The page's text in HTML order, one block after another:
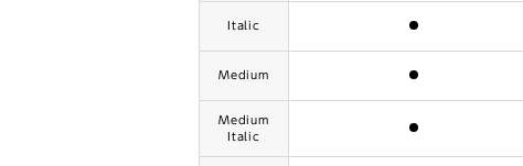
Italic
Medium
Medium
Italic